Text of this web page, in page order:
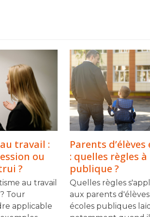
travail :
ou
?
au travail
Tour
applicable
Parents
: quelles règles à
publique ?
Quelles règles
aux parents
écoles publiques